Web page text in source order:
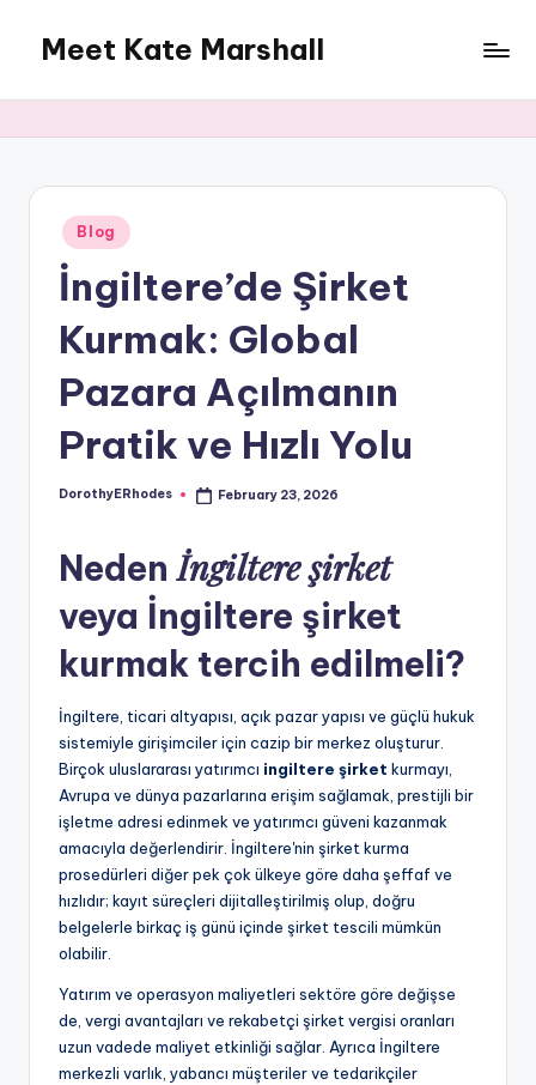
content
Meet Kate Marshall
to
full
spectrum
blog
Posted
in
Blog
İngiltere’de Şirket
Kurmak: Global
Pazara Açılmanın
Pratik ve Hızlı Yolu
Posted
DorothyERhodes February 23, 2026
Nedenİngiltere şirket
veya İngiltere şirket
kurmak tercih edilmeli?
İngiltere, ticari altyapısı, açık pazar yapısı ve güçlü hukuk
sistemiyle girişimciler için cazip bir merkez oluşturur.
Birçok uluslararası yatırımcı ingiltere şirket kurmayı,
Avrupa ve dünya pazarlarına erişim sağlamak, prestijli bir
işletme adresi edinmek ve yatırımcı güveni kazanmak
amacıyla değerlendirir. İngiltere'nin şirket kurma
prosedürleri diğer pek çok ülkeye göre daha şeffaf ve
hızlıdır; kayıt süreçleri dijitalleştirilmiş olup, doğru
belgelerle birkaç iş günü içinde şirket tescili mümkün
olabilir.
Yatırım ve operasyon maliyetleri sektöre göre değişse
de, vergi avantajları ve rekabetçi şirket vergisi oranları
uzun vadede maliyet etkinliği sağlar. Ayrıca İngiltere
merkezli varlık, yabancı müşteriler ve tedarikçiler